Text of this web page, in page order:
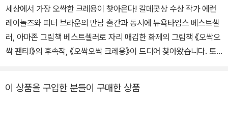
세상에서 가장 오싹한 크레용이 찾아온다! 칼데콧상 수상 작가 에런
레이놀즈와 피터 브라운의 만남 출간과 동시에 뉴욕타임스 베스트셀
러, 아마존 그림책 베스트셀러로 자리 매김한 화제의 그림책 《오싹오
싹 팬티!》의 후속작, 《오싹오싹 크레용》이 드디어 찾아왔습니다. 토
쓰기도 척척, 수학숙제도 척척 해냅니다. 크레용은 어쩐지 즐거워 보
이 상품을 구입한 분들이 구매한 상품